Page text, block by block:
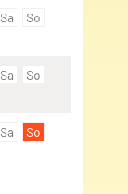
Sa
So
Sa
So
Sa
So